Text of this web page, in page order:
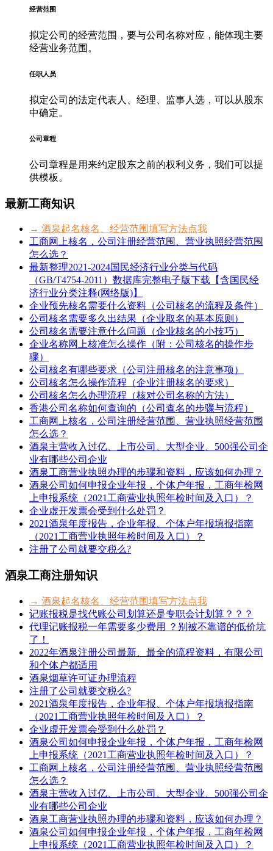
经营范围
拟定公司的经营范围，要与公司名称对应，能体现主要
经营业务范围。
任职人员
拟定公司的法定代表人、经理、监事人选，可以从股东
中确定。
公司章程
公司章程是用来约定股东之前的权利义务，我们可以提
供模板。
最新工商知识
→ 酒泉起名核名、经营范围填写方法点我
工商网上核名，公司注册经营范围、营业执照经营范围
怎么选？
最新整理2021-2024国民经济行业分类与代码
（GB/T4754-2011）数据库完整电子版下载【含国民经
济行业分类注释(网络版)】
企业预先核名需要什么资料（公司核名的流程及条件）
公司核名需要多久出结果（企业取名的基本原则）
公司核名需要注意什么问题（企业核名的小技巧）
企业名称网上核准怎么操作（附：公司核名的操作步
骤）
公司核名有哪些要求（公司注册核名的注意事项）
公司核名怎么操作流程（企业注册核名的要求）
公司核名怎么办理流程（核对公司名称的方法）
香港公司名称如何查询的（公司查名的步骤与流程）
工商网上核名，公司注册经营范围、营业执照经营范围
怎么选？
酒泉主营收入过亿、上市公司、大型企业、500强公司企
业有哪些公司企业
酒泉工商营业执照办理的步骤和资料，应该如何办理？
酒泉公司如何申报企业年报，个体户年报，工商年检网
上申报系统（2021工商营业执照年检时间及入口）？
企业虚开发票会受到什么处罚？
2021酒泉年度报告，企业年报、个体户年报填报指南
（2021工商营业执照年检时间及入口）？
注册了公司就要交税么?
酒泉工商注册知识
→ 酒泉起名核名、经营范围填写方法点我
记账报税是找代账公司划算还是专职会计划算？？？
代理记账报税一年需要多少费用 ？别被不靠谱的低价坑
了！
2022年酒泉注册公司最新、最全的流程资料，有限公司
和个体户都适用
酒泉烟草许可证办理流程
注册了公司就要交税么?
2021酒泉年度报告，企业年报、个体户年报填报指南
（2021工商营业执照年检时间及入口）？
企业虚开发票会受到什么处罚？
酒泉公司如何申报企业年报，个体户年报，工商年检网
上申报系统（2021工商营业执照年检时间及入口）？
工商网上核名，公司注册经营范围、营业执照经营范围
怎么选？
酒泉主营收入过亿、上市公司、大型企业、500强公司企
业有哪些公司企业
酒泉工商营业执照办理的步骤和资料，应该如何办理？
酒泉公司如何申报企业年报，个体户年报，工商年检网
上申报系统（2021工商营业执照年检时间及入口）？